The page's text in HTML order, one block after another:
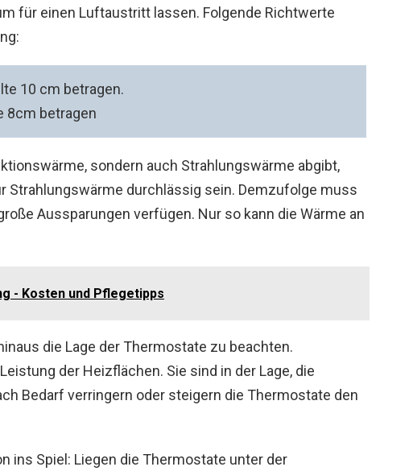
für einen Luftaustritt lassen. Folgende Richtwerte
10 cm betragen.
8cm betragen
sondern auch Strahlungswärme abgibt,
Strahlungswärme durchlässig sein. Demzufolge muss
Aussparungen verfügen. Nur so kann die Wärme an
- Kosten und Pflegetipps
die Lage der Thermostate zu beachten.
der Heizflächen. Sie sind in der Lage, die
Bedarf verringern oder steigern die Thermostate den
ins Spiel: Liegen die Thermostate unter der